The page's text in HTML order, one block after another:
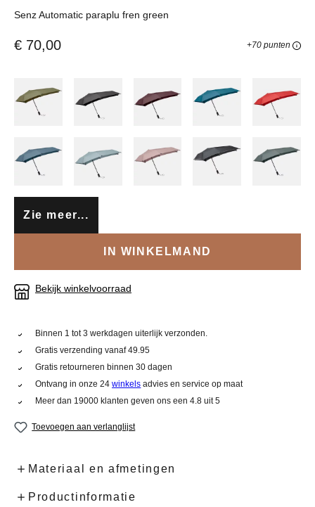
Senz Automatic paraplu fren green
€ 70,00 +70 punten
Zie meer...
IN WINKELMAND
Bekijk winkelvoorraad
Binnen 1 tot 3 werkdagen uiterlijk verzonden.
Gratis verzending vanaf 49.95
Gratis retourneren binnen 30 dagen
Ontvang in onze 24winkels advies en service op maat
Meer dan 19000 klanten geven ons een 4.8 uit 5
Toevoegen aan verlanglijst
Materiaal en afmetingen
Productinformatie